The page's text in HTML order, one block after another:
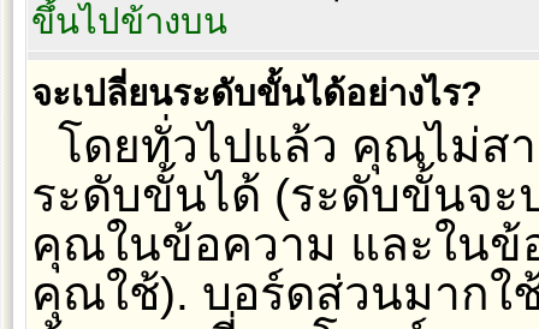
ขึ้นไปข้างบน
จะเปลี่ยนระดับขั้นได้อย่างไร?
โดยทั่วไปแล้ว คุณไม่ส
ระดับขั้นได้ (ระดับขั้นจะ
คุณในข้อความ และใน
คุณใช้). บอร์ดส่วนมากใ